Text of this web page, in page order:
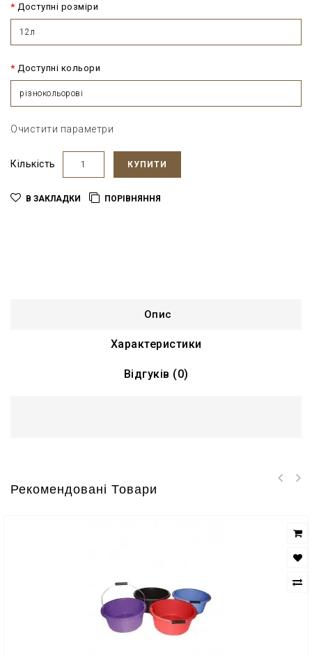
Доступні розміри
12л
Доступні кольори
різнокольорові
Очистити параметри
Кількість КУПИТИ
В ЗАКЛАДКИ ПОРІВНЯННЯ
Опис
Характеристики
Відгуків (0)
Рекомендовані Товари